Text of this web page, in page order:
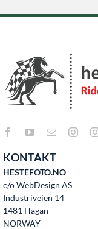
KONTAKT
HESTEFOTO.NO
c/o WebDesign AS
Industriveien 14
1481 Hagan
NORWAY